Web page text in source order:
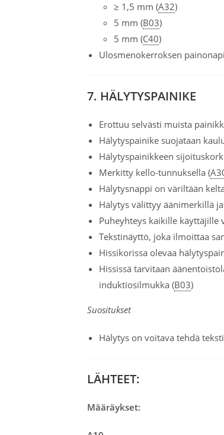
≥ 1,5 mm (A32)
5 mm (B03)
5 mm (C40)
Ulosmenokerroksen
7. HÄLYTYSPAINIKE
Erottuu selvästi muista
Hälytyspainike suojataan
Hälytyspainikkeen
Merkitty kello-tunnuksella (
Hälytysnappi on väriltään
Hälytys välittyy äänimerkillä
Puheyhteys kaikille käyttäjille
Tekstinäyttö, joka ilmoittaa
Hissikorissa olevaa
Hississä tarvitaan
induktiosilmukka (B03)
Suositukset
Hälytys on voitava tehdä
LÄHTEET:
Määräykset: